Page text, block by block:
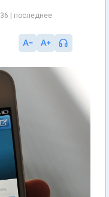
| последнее